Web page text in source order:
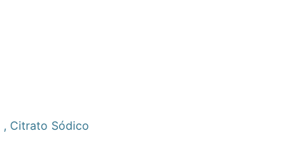
, Citrato Sódico